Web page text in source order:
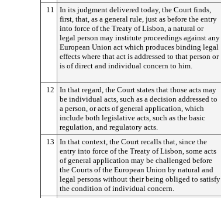
11
In its judgment delivered today, the Court finds,
first, that, as a general rule, just as before the entry
into force of the Treaty of Lisbon, a natural or
legal person may institute proceedings against any
European Union act which produces binding legal
effects where that act is addressed to that person or
is of direct and individual concern to him.
12
In that regard, the Court states that those acts may
be individual acts, such as a decision addressed to
a person, or acts of general application, which
include both legislative acts, such as the basic
regulation, and regulatory acts.
13
In that context, the Court recalls that, since the
entry into force of the Treaty of Lisbon, some acts
of general application may be challenged before
the Courts of the European Union by natural and
legal persons without their being obliged to satisfy
the condition of individual concern.